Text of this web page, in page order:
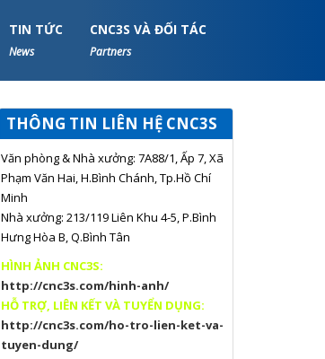
TIN TỨC
News
CNC3S VÀ ĐỐI TÁC
Partners
THÔNG TIN LIÊN HỆ CNC3S
Văn phòng & Nhà xưởng: 7A88/1, Ấp 7, Xã
Phạm Văn Hai, H.Bình Chánh, Tp.Hồ Chí
Minh
Nhà xưởng: 213/119 Liên Khu 4-5, P.Bình
Hưng Hòa B, Q.Bình Tân
HÌNH ẢNH CNC3S:
http://cnc3s.com/hinh-anh/
HỖ TRỢ, LIÊN KẾT VÀ TUYỂN DỤNG:
http://cnc3s.com/ho-tro-lien-ket-va-
tuyen-dung/